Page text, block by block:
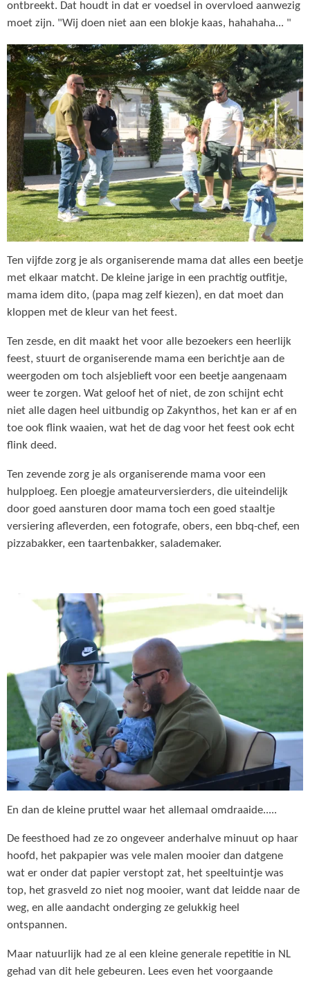
ontbreekt. Dat houdt in dat er voedsel in overvloed aanwezig
moet zijn. "Wij doen niet aan een blokje kaas, hahahaha... "
Ten vijfde zorg je als organiserende mama dat alles een beetje
met elkaar matcht. De kleine jarige in een prachtig outfitje,
mama idem dito, (papa mag zelf kiezen), en dat moet dan
kloppen met de kleur van het feest.
Ten zesde, en dit maakt het voor alle bezoekers een heerlijk
feest, stuurt de organiserende mama een berichtje aan de
weergoden om toch alsjeblieft voor een beetje aangenaam
weer te zorgen. Wat geloof het of niet, de zon schijnt echt
niet alle dagen heel uitbundig op Zakynthos, het kan er af en
toe ook flink waaien, wat het de dag voor het feest ook echt
flink deed.
Ten zevende zorg je als organiserende mama voor een
hulpploeg. Een ploegje amateurversierders, die uiteindelijk
door goed aansturen door mama toch een goed staaltje
versiering afleverden, een fotografe, obers, een bbq-chef, een
pizzabakker, een taartenbakker, salademaker.
En dan de kleine pruttel waar het allemaal omdraaide.....
De feesthoed had ze zo ongeveer anderhalve minuut op haar
hoofd, het pakpapier was vele malen mooier dan datgene
wat er onder dat papier verstopt zat, het speeltuintje was
top, het grasveld zo niet nog mooier, want dat leidde naar de
weg, en alle aandacht onderging ze gelukkig heel
ontspannen.
Maar natuurlijk had ze al een kleine generale repetitie in NL
gehad van dit hele gebeuren. Lees even het voorgaande